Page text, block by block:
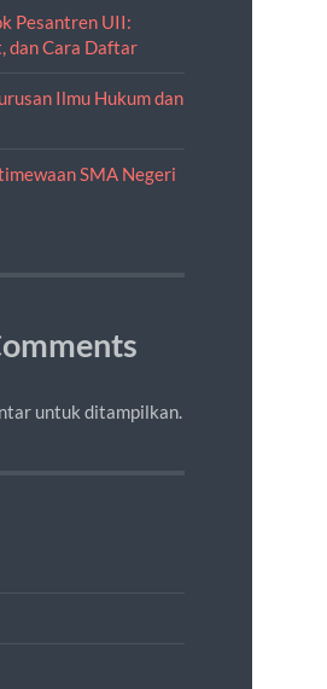
Pesantren UII:
dan Cara Daftar
Ilmu Hukum dan
SMA Negeri
untuk ditampilkan.